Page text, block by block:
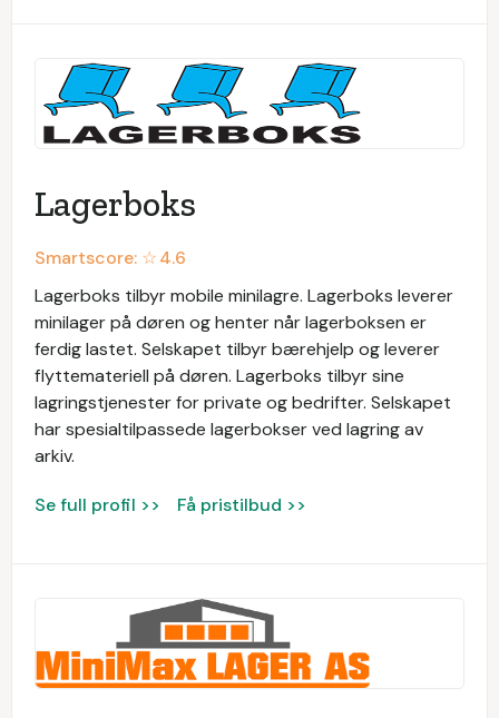
Lagerboks
Smartscore: ☆4.6
Lagerboks tilbyr mobile minilagre. Lagerboks leverer
minilager på døren og henter når lagerboksen er
ferdig lastet. Selskapet tilbyr bærehjelp og leverer
flyttemateriell på døren. Lagerboks tilbyr sine
lagringstjenester for private og bedrifter. Selskapet
har spesialtilpassede lagerbokser ved lagring av
arkiv.
Se full profil >> Få pristilbud >>